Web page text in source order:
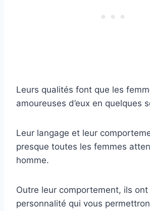
Leurs qualités font que les
amoureuses d’eux en quelques
Leur langage et leur
presque toutes les femmes
homme.
Outre leur comportement, ils
personnalité qui vous